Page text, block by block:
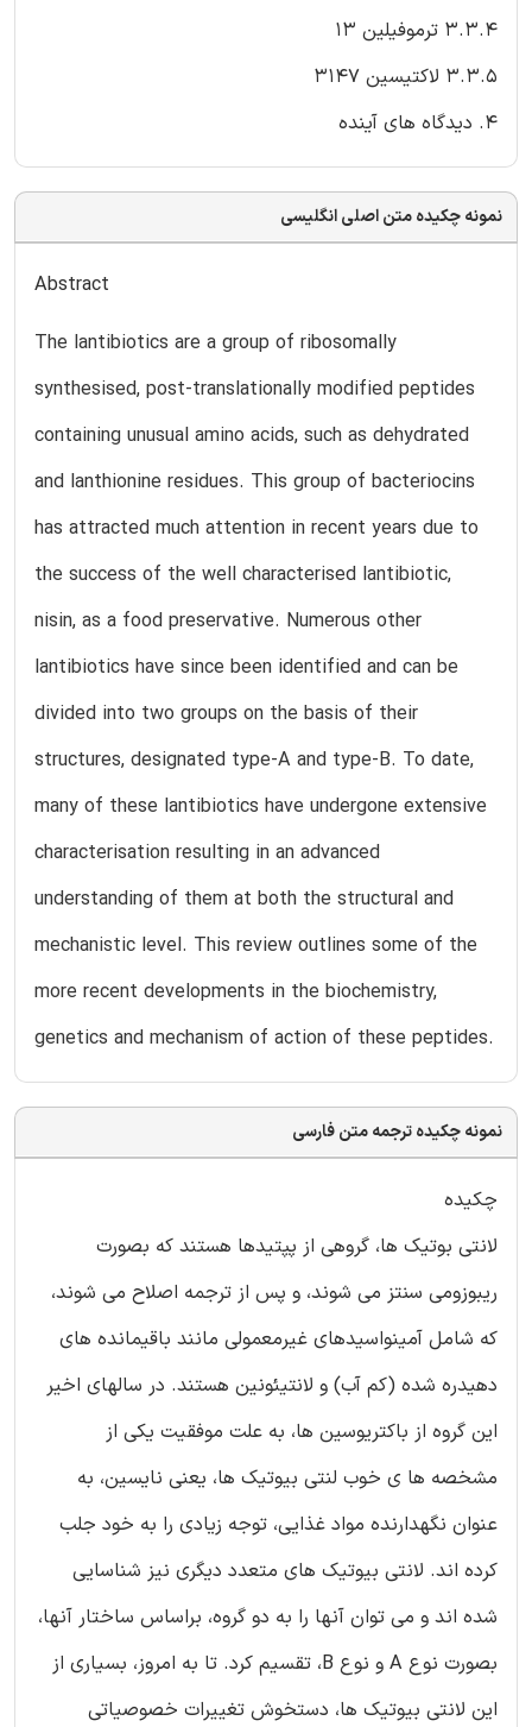
3.3.4 ترموفیلین 13
3.3.5 لاکتیسین 3147
4. دیدگاه های آینده
نمونه چکیده متن اصلی انگلیسی
Abstract
The lantibiotics are a group of ribosomally
synthesised, post-translationally modified peptides
containing unusual amino acids, such as dehydrated
and lanthionine residues. This group of bacteriocins
has attracted much attention in recent years due to
the success of the well characterised lantibiotic,
nisin, as a food preservative. Numerous other
lantibiotics have since been identified and can be
divided into two groups on the basis of their
structures, designated type-A and type-B. To date,
many of these lantibiotics have undergone extensive
characterisation resulting in an advanced
understanding of them at both the structural and
mechanistic level. This review outlines some of the
more recent developments in the biochemistry,
genetics and mechanism of action of these peptides.
نمونه چکیده ترجمه متن فارسی
چکیده
لانتی بوتیک ها، گروهی از پپتیدها هستند که بصورت
ریبوزومی سنتز می شوند، و پس از ترجمه اصلاح می شوند،
که شامل آمینواسیدهای غیرمعمولی مانند باقیمانده های
دهیدره شده (کم آب) و لانتیئونین هستند. در سالهای اخیر
این گروه از باکتریوسین ها، به علت موفقیت یکی از
مشخصه ها ی خوب لنتی بیوتیک ها، یعنی نایسین، به
عنوان نگهدارنده مواد غذایی، توجه زیادی را به خود جلب
کرده اند. لانتی بیوتیک های متعدد دیگری نیز شناسایی
شده اند و می توان آنها را به دو گروه، براساس ساختار آنها،
بصورت نوع A و نوع B، تقسیم کرد. تا به امروز، بسیاری از
این لانتی بیوتیک ها، دستخوش تغییرات خصوصیاتی